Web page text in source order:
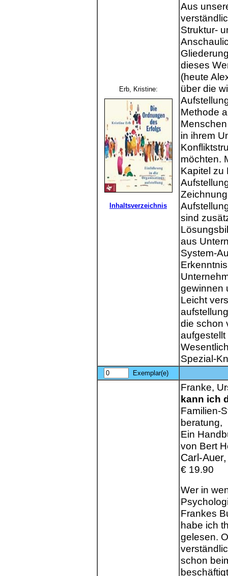
Erb, Kristine:
Inhaltsverzeichnis
Aus
Struktur-
dieses
(heute
über die
Methode
in ihrem
möchten.
Kapitel zu
sind
aus
System-
gewinnen
Leicht
die schon
Spezial-
Exemplar(e)
Franke,
kann ich
Familien-
beratung,
Ein
von Bert
Carl-
€ 19.90
Wer in
Frankes
habe ich
gelesen.
schon